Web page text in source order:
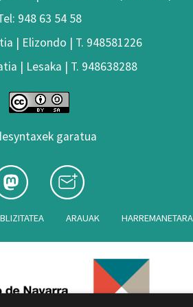
948 63 54 58
| Elizondo | T. 948581226
| Lesaka | T. 948638288
garatua
ARAUAK